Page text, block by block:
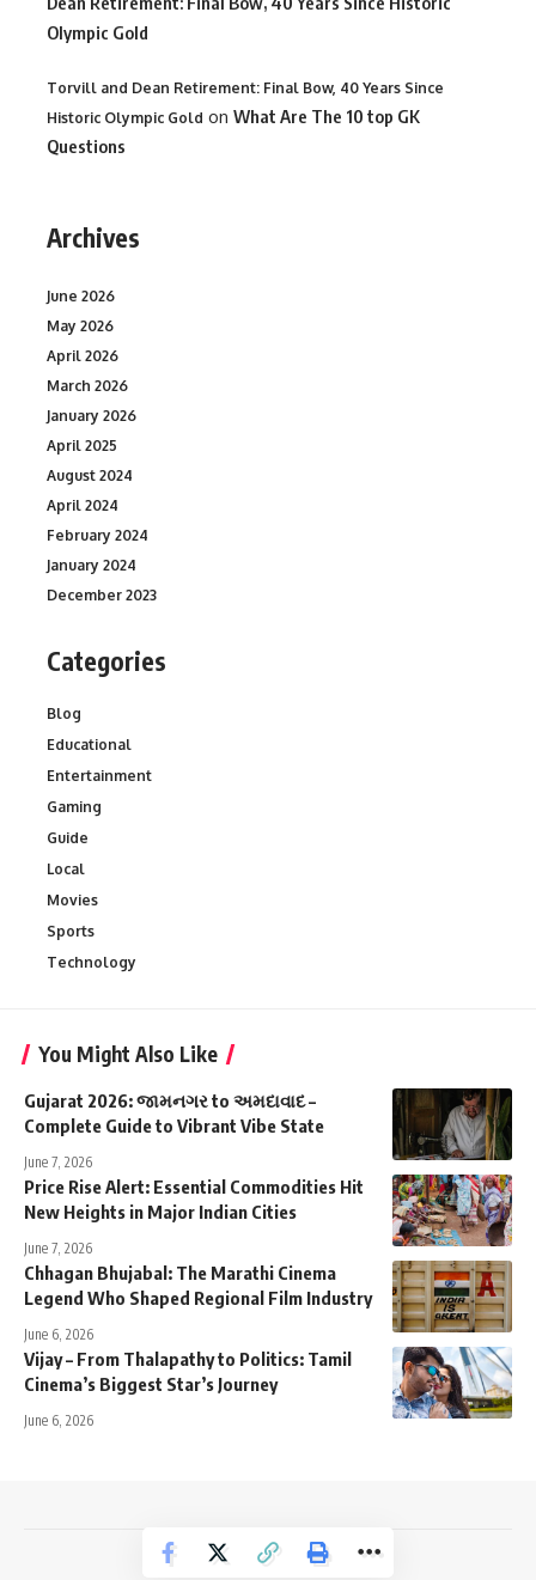
Olympic Gold
Torvill and Dean Retirement: Final Bow, 40 Years Since
Historic Olympic Gold on What Are The 10 top GK
Questions
Archives
June 2026
May 2026
April 2026
March 2026
January 2026
April 2025
August 2024
April 2024
February 2024
January 2024
December 2023
Categories
Blog
Educational
Entertainment
Gaming
Guide
Local
Movies
Sports
Technology
You Might Also Like
Gujarat 2026: જામનગર to અમદાવાદ –
Complete Guide to Vibrant Vibe State
June 7, 2026
Price Rise Alert: Essential Commodities Hit
New Heights in Major Indian Cities
June 7, 2026
Chhagan Bhujabal: The Marathi Cinema
Legend Who Shaped Regional Film Industry
June 6, 2026
Vijay – From Thalapathy to Politics: Tamil
Cinema’s Biggest Star’s Journey
June 6, 2026
NewsTrendss Copyright 2023-24